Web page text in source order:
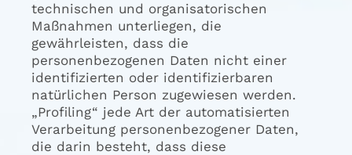
technischen und organisatorischen
Maßnahmen unterliegen, die
gewährleisten, dass die
personenbezogenen Daten nicht einer
identifizierten oder identifizierbaren
natürlichen Person zugewiesen werden.
„Profiling“ jede Art der automatisierten
Verarbeitung personenbezogener Daten,
die darin besteht, dass diese